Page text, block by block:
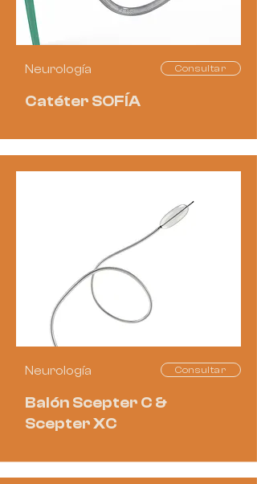
Neurología Consultar
Catéter SOFÍA
Neurología Consultar
Balón Scepter C &
Scepter XC